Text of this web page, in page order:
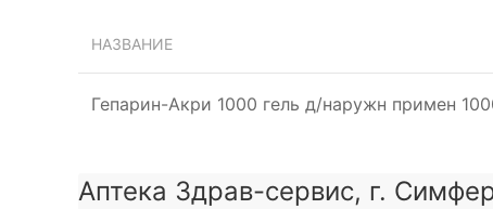
НАЗВАНИЕ
Гепарин-Акри 1000 гель д/наружн примен
Аптека Здрав-сервис, г.